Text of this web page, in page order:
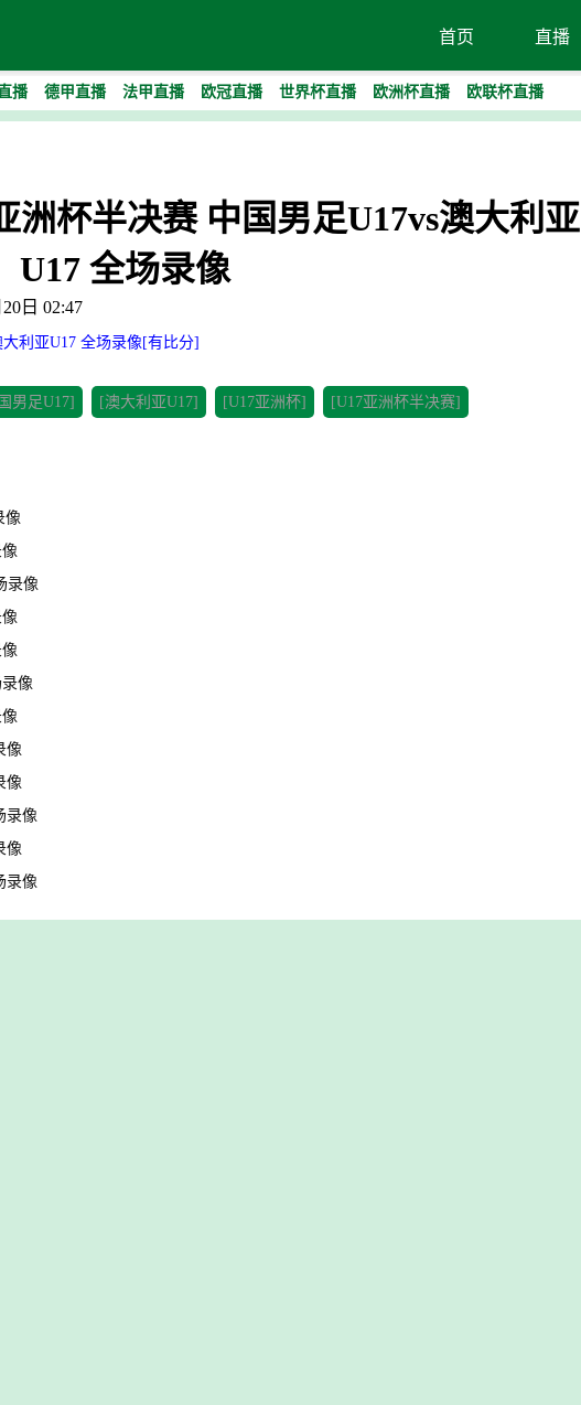
首页 直播
播 德甲直播 法甲直播 欧冠直播 世界杯直播 欧洲杯直播 欧联杯直播
洲杯半决赛 中国男足U17vs澳大利亚
U17 全场录像
日 02:47
利亚U17 全场录像[有比分]
男足U17] [澳大利亚U17] [U17亚洲杯] [U17亚洲杯半决赛]
像
录像
像
像
像
录像
像
录像